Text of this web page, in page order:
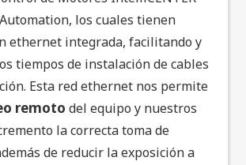
los cuales tienen
ethernet integrada, facilitando y
tiempos de instalación de cables
Esta red ethernet nos permite
remoto del equipo y nuestros
la correcta toma de
de reducir la exposición a